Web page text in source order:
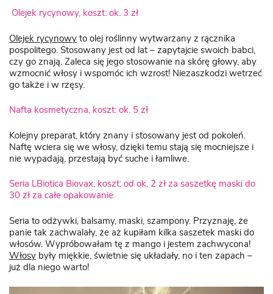
Olejek rycynowy, koszt: ok. 3 zł
Olejek rycynowy to olej roślinny wytwarzany z rącznika
pospolitego. Stosowany jest od lat – zapytajcie swoich babci,
czy go znają. Zaleca się jego stosowanie na skórę głowy, aby
wzmocnić włosy i wspomóc ich wzrost! Niezaszkodzi wetrzeć
go także i w rzęsy.
Nafta kosmetyczna, koszt: ok. 5 zł
Kolejny preparat, który znany i stosowany jest od pokoleń.
Naftę wciera się we włosy, dzięki temu stają się mocniejsze i
nie wypadają, przestają być suche i łamliwe.
Seria LBiotica Biovax, koszt: od ok. 2 zł za saszetkę maski do
30 zł za całe opakowanie
Seria to odżywki, balsamy, maski, szampony. Przyznaję, że
panie tak zachwalały, że aż kupiłam kilka saszetek maski do
włosów. Wypróbowałam tę z mango i jestem zachwycona!
Włosy były miękkie, świetnie się układały, no i ten zapach –
już dla niego warto!